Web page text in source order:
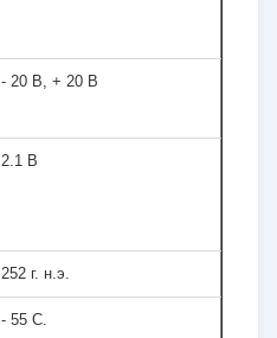
- 20 В, + 20 В
2.1 В
252 г. н.э.
- 55 C.